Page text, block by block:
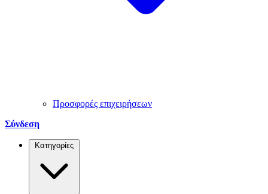
Προσφορές επιχειρήσεων
Σύνδεση
Κατηγορίες